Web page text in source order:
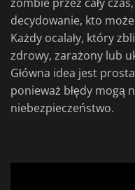
decydowanie, kto
Każdy ocalały, który
zdrowy, zarażony lub
Główna idea jest
ponieważ błędy mogą
niebezpieczeństwo.